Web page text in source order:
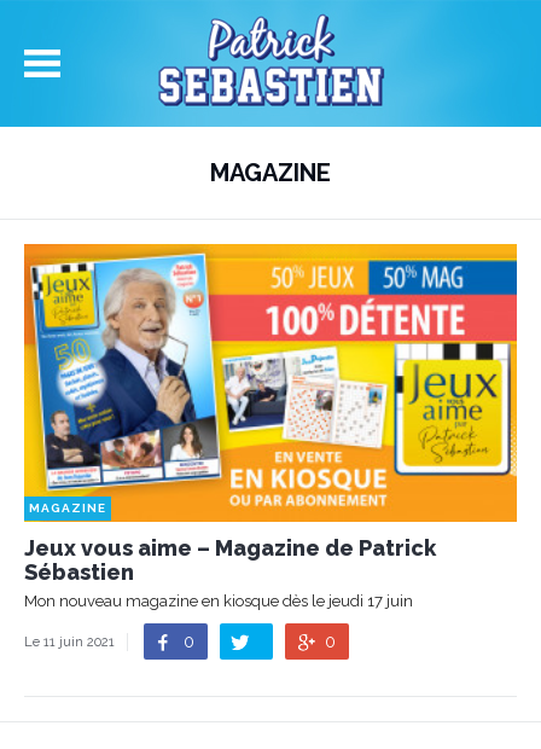
MAGAZINE
MAGAZINE
Jeux vous aime – Magazine de Patrick
Sébastien
Mon nouveau magazine en kiosque dès le jeudi 17 juin
Le 11 juin 2021 0 0